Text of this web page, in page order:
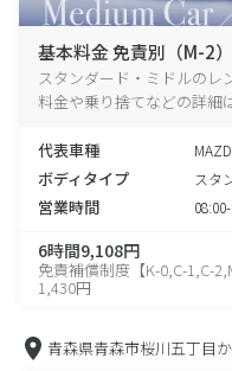
基本料金 免責別（M-2）
スタンダード・ミドルのレ
料金や乗り捨てなどの詳細
代表車種
ボディタイプ スタ
営業時間
6時間9,108円
免責補償制度【K-0,C-1,C-
1,430円
青森県青森市桜川五丁目